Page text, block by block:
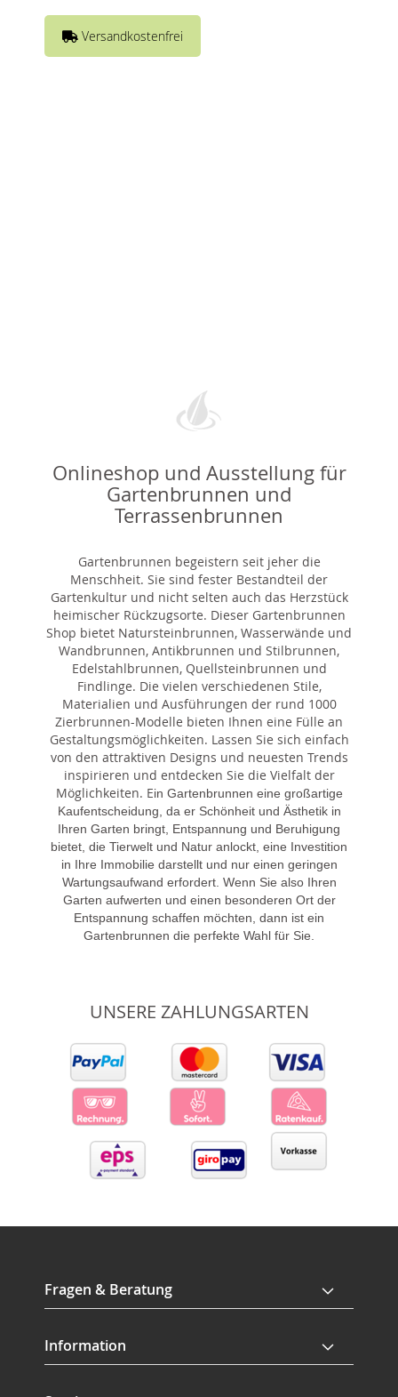
Versandkostenfrei
Onlineshop und Ausstellung für
Gartenbrunnen und
Terrassenbrunnen
Gartenbrunnen begeistern seit jeher die
Menschheit. Sie sind fester Bestandteil der
Gartenkultur und nicht selten auch das Herzstück
heimischer Rückzugsorte. Dieser Gartenbrunnen
Shop bietet Natursteinbrunnen, Wasserwände und
Wandbrunnen, Antikbrunnen und Stilbrunnen,
Edelstahlbrunnen, Quellsteinbrunnen und
Findlinge. Die vielen verschiedenen Stile,
Materialien und Ausführungen der rund 1000
Zierbrunnen-Modelle bieten Ihnen eine Fülle an
Gestaltungsmöglichkeiten. Lassen Sie sich einfach
von den attraktiven Designs und neuesten Trends
inspirieren und entdecken Sie die Vielfalt der
Möglichkeiten. Ein Gartenbrunnen eine großartige
Kaufentscheidung, da er Schönheit und Ästhetik in
Ihren Garten bringt, Entspannung und Beruhigung
bietet, die Tierwelt und Natur anlockt, eine Investition
in Ihre Immobilie darstellt und nur einen geringen
Wartungsaufwand erfordert. Wenn Sie also Ihren
Garten aufwerten und einen besonderen Ort der
Entspannung schaffen möchten, dann ist ein
Gartenbrunnen die perfekte Wahl für Sie.
UNSERE ZAHLUNGSARTEN
Fragen & Beratung
Information